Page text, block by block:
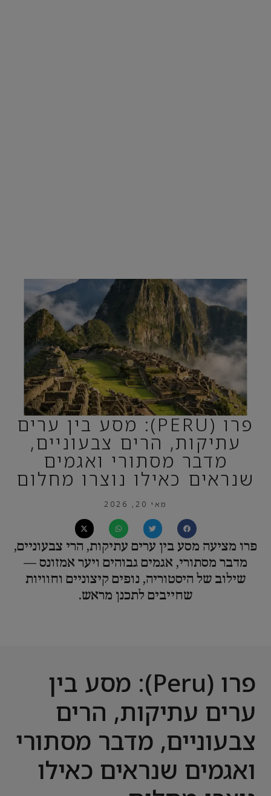
פרו (PERU): מסע בין ערים
עתיקות, הרים צבעוניים,
מדבר מסתורי ואגמים
שנראים כאילו נוצרו מחלום
מאי 20, 2026
פרו מציעה מסע בין ערים עתיקות, הרי צבעוניים,
מדבר מסתורי, אגמים גבוהים ויער אמזונס —
שילוב של היסטוריה, נופים קיצוניים וחוויות
שחייבים לתכנן מראש.
פרו (Peru): מסע בין
ערים עתיקות, הרים
צבעוניים, מדבר מסתורי
ואגמים שנראים כאילו